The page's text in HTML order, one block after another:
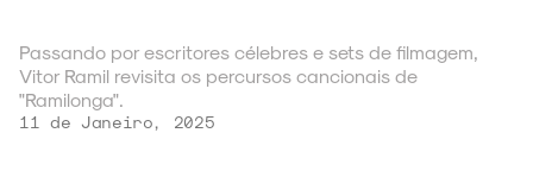
Passando por escritores célebres e sets de filmagem,
Vitor Ramil revisita os percursos cancionais de
"Ramilonga".
11 de Janeiro, 2025